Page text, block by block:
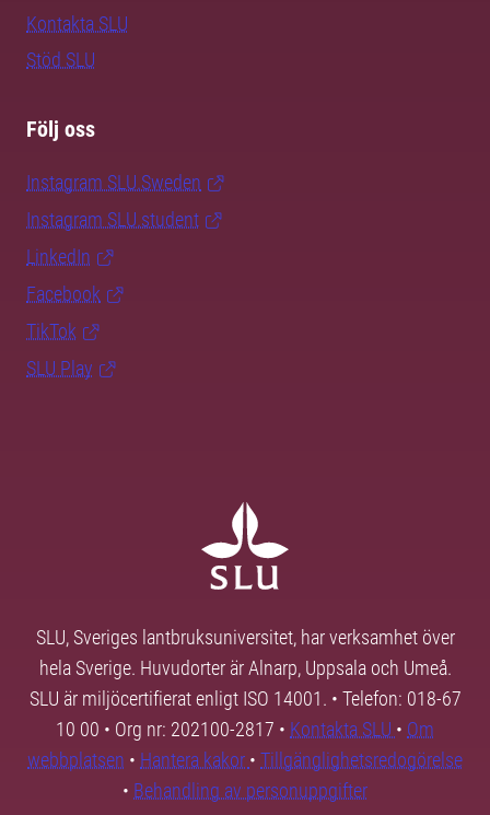
Kontakta SLU
Stöd SLU
Följ oss
Instagram SLU.Sweden
Instagram SLU.student
LinkedIn
Facebook
TikTok
SLU Play
SLU, Sveriges lantbruksuniversitet, har verksamhet över
hela Sverige. Huvudorter är Alnarp, Uppsala och Umeå.
SLU är miljöcertifierat enligt ISO 14001. • Telefon: 018-67
10 00 • Org nr: 202100-2817 • Kontakta SLU • Om
webbplatsen • Hantera kakor • Tillgänglighetsredogörelse
• Behandling av personuppgifter